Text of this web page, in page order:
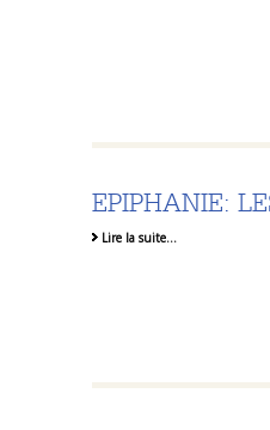
EPIPHANIE:
Lire la suite…